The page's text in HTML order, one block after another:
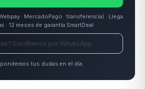
· MercadoPago · transferencia) · Llega
· 12 meses de garantía SmartDeal
Escríbenos por WhatsApp
tus dudas en el día.